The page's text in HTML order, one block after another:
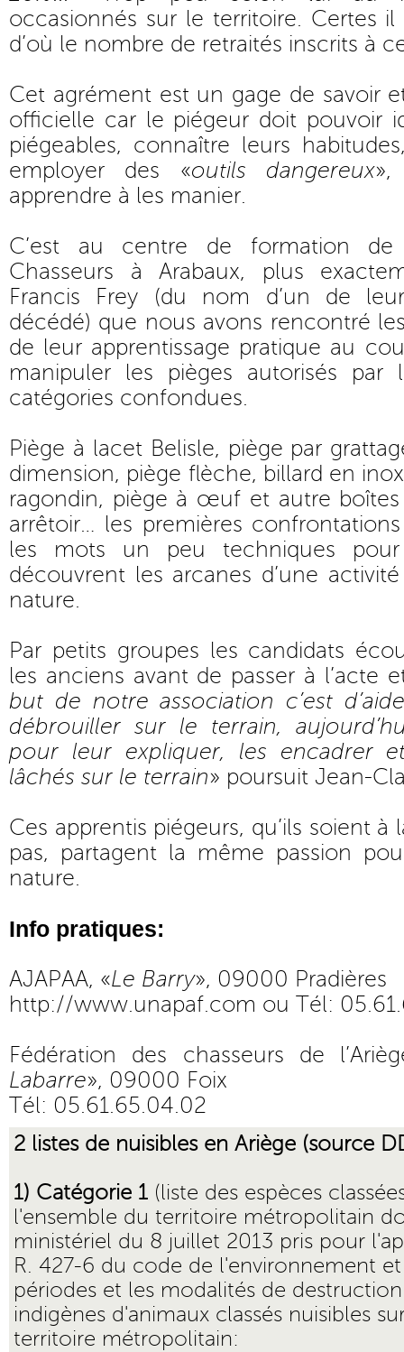
occasionnés sur le territoire. Certes
d’où le nombre de retraités inscrits à
Cet agrément est un gage de savoir
officielle car le piégeur doit pouvoir
piégeables, connaître leurs
employer des «outils dangereux»,
apprendre à les manier.
C’est au centre de formation de
Chasseurs à Arabaux, plus
Francis Frey (du nom d’un de
décédé) que nous avons rencontré
de leur apprentissage pratique au
manipuler les pièges autorisés par
catégories confondues.
Piège à lacet Belisle, piège par
dimension, piège flèche, billard en
ragondin, piège à œuf et autre boîtes
arrêtoir… les premières
les mots un peu techniques
découvrent les arcanes d’une
nature.
Par petits groupes les candidats
les anciens avant de passer à l’acte
but de notre association c’est
débrouiller sur le terrain,
pour leur expliquer, les encadrer
lâchés sur le terrain» poursuit Jean-
Ces apprentis piégeurs, qu’ils soient à
pas, partagent la même passion
nature.
Info pratiques:
AJAPAA, «Le Barry», 09000 Pradières
http://www.unapaf.com ou Tél:
Fédération des chasseurs de
Labarre», 09000 Foix
Tél: 05.61.65.04.02
2 listes de nuisibles en Ariège (source
1) Catégorie 1 (liste des espèces
l'ensemble du territoire métropolitain
ministériel du 8 juillet 2013 pris pour
R. 427-6 du code de l'environnement
périodes et les modalités de
indigènes d'animaux classés nuisibles
territoire métropolitain: